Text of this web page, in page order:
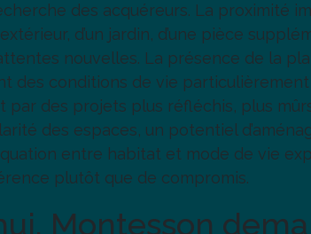
des acquéreurs. La proximité
d’un jardin, d’une pièce
nouvelles. La présence de la
des conditions de vie
par des projets plus réfléchis, plus
des espaces, un potentiel
entre habitat et mode de vie
plutôt que de compromis.
Montesson